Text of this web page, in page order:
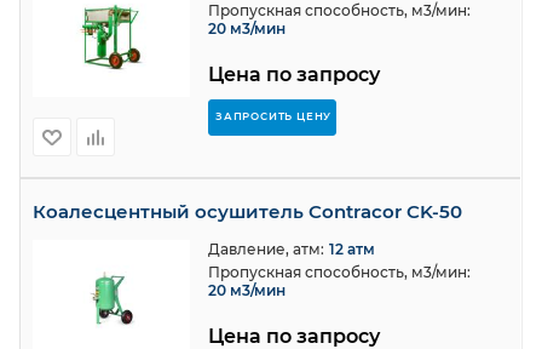
Цена по запросу
ЗАПРОСИТЬ ЦЕНУ
Пропускная способность, м3/мин:
20 м3/мин
Коалесцентный осушитель Contracor CK-50
Цена по запросу
Давление, атм: 12 атм
Пропускная способность, м3/мин:
20 м3/мин